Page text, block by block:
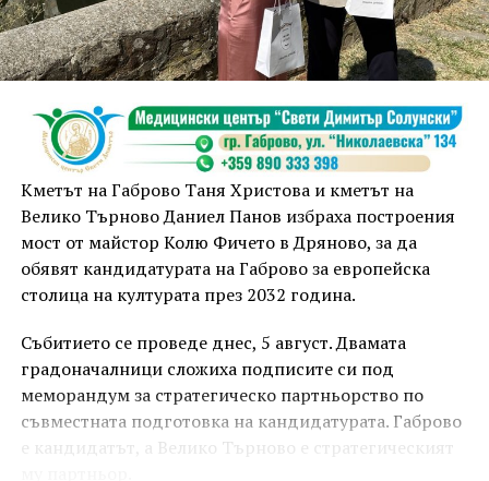
Кметът на Габрово Таня Христова и кметът на
Велико Търново Даниел Панов избраха построения
мост от майстор Колю Фичето в Дряново, за да
обявят кандидатурата на Габрово за европейска
столица на културата през 2032 година.
Събитието се проведе днес, 5 август. Двамата
градоначалници сложиха подписите си под
меморандум за стратегическо партньорство по
съвместната подготовка на кандидатурата. Габрово
е кандидатът, а Велико Търново е стратегическият